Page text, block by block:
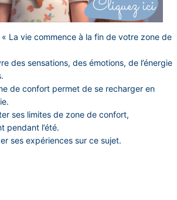
La vie commence à la fin de votre zone de
des sensations, des émotions, de l’énergie
de confort permet de se recharger en
ses limites de zone de confort,
pendant l’été.
ses expériences sur ce sujet.